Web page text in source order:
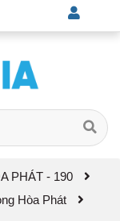
PHÁT - 190
Hòa Phát